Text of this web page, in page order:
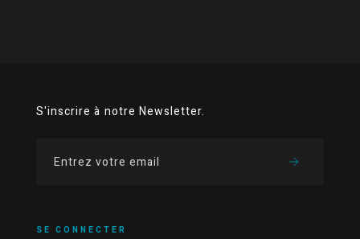
S'inscrire à notre Newsletter.
SE CONNECTER